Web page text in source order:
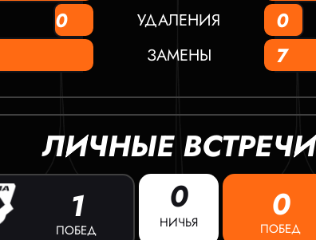
0
УДАЛЕНИЯ 0
ЗАМЕНЫ 7
ЛИЧНЫЕ ВСТРЕЧИ
1
ПОБЕД
0
НИЧЬЯ 0
ПОБЕД